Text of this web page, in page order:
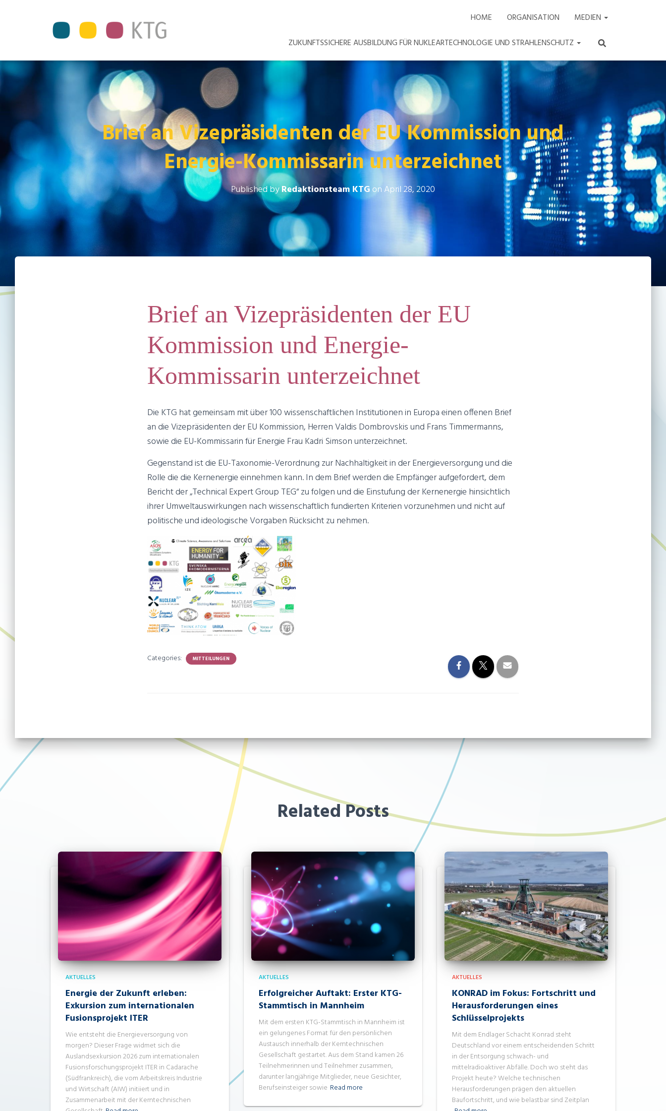
HOME ORGANISATION
MEDIEN
ZUKUNFTSSICHERE AUSBILDUNG FÜR NUKLEARTECHNOLOGIE UND STRAHLENSCHUTZ
Brief an Vizepräsidenten der EU Kommission und
Energie-Kommissarin unterzeichnet
Published byRedaktionsteam KTG on April 28, 2020
Brief an Vizepräsidenten der EU
Kommission und Energie-
Kommissarin unterzeichnet
Die KTG hat gemeinsam mit über 100 wissenschaftlichen Institutionen in Europa einen offenen Brief
an die Vizepräsidenten der EU Kommission, Herren Valdis Dombrovskis und Frans Timmermanns,
sowie die EU-Kommissarin für Energie Frau Kadri Simson unterzeichnet.
Gegenstand ist die EU-Taxonomie-Verordnung zur Nachhaltigkeit in der Energieversorgung und die
Rolle die die Kernenergie einnehmen kann. In dem Brief werden die Empfänger aufgefordert, dem
Bericht der „Technical Expert Group TEG“ zu folgen und die Einstufung der Kernenergie hinsichtlich
ihrer Umweltauswirkungen nach wissenschaftlich fundierten Kriterien vorzunehmen und nicht auf
politische und ideologische Vorgaben Rücksicht zu nehmen.
Categories: MITTEILUNGEN
Related Posts
AKTUELLES
Energie der Zukunft erleben:
Exkursion zum internationalen
Fusionsprojekt ITER
Wie entsteht die Energieversorgung von
morgen? Dieser Frage widmet sich die
Auslandsexkursion 2026 zum internationalen
Fusionsforschungsprojekt ITER in Cadarache
(Südfrankreich), die vom Arbeitskreis Industrie
und Wirtschaft (AIW) initiiert und in
Zusammenarbeit mit der Kerntechnischen
AKTUELLES
Erfolgreicher Auftakt: Erster KTG-
Stammtisch in Mannheim
Mit dem ersten KTG-Stammtisch in Mannheim ist
ein gelungenes Format für den persönlichen
Austausch innerhalb der Kerntechnischen
Gesellschaft gestartet. Aus dem Stand kamen 26
Teilnehmerinnen und Teilnehmer zusammen,
darunter langjährige Mitglieder, neue Gesichter,
Berufseinsteiger sowie Read more
AKTUELLES
KONRAD im Fokus: Fortschritt und
Herausforderungen eines
Schlüsselprojekts
Mit dem Endlager Schacht Konrad steht
Deutschland vor einem entscheidenden Schritt
in der Entsorgung schwach- und
mittelradioaktiver Abfälle. Doch wo steht das
Projekt heute? Welche technischen
Herausforderungen prägen den aktuellen
Baufortschritt, und wie belastbar sind Zeitplan